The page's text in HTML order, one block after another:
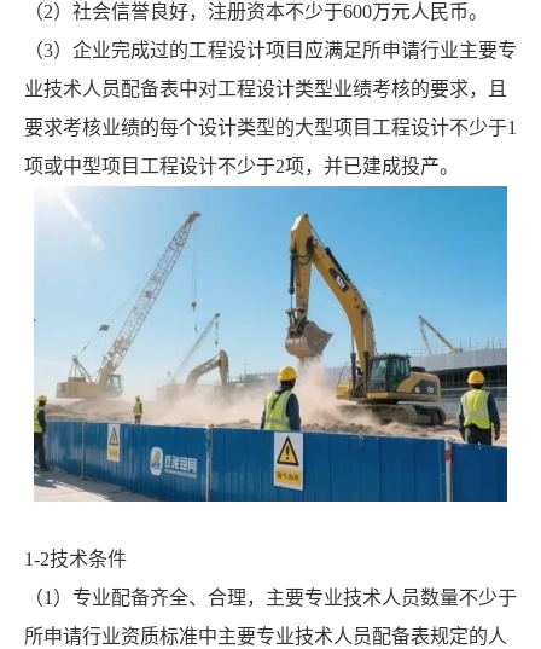
（2）社会信誉良好，注册资本不少于600万元人民币。
（3）企业完成过的工程设计项目应满足所申请行业主要专
业技术人员配备表中对工程设计类型业绩考核的要求，且
要求考核业绩的每个设计类型的大型项目工程设计不少于1
项或中型项目工程设计不少于2项，并已建成投产。
1-2技术条件
（1）专业配备齐全、合理，主要专业技术人员数量不少于
所申请行业资质标准中主要专业技术人员配备表规定的人